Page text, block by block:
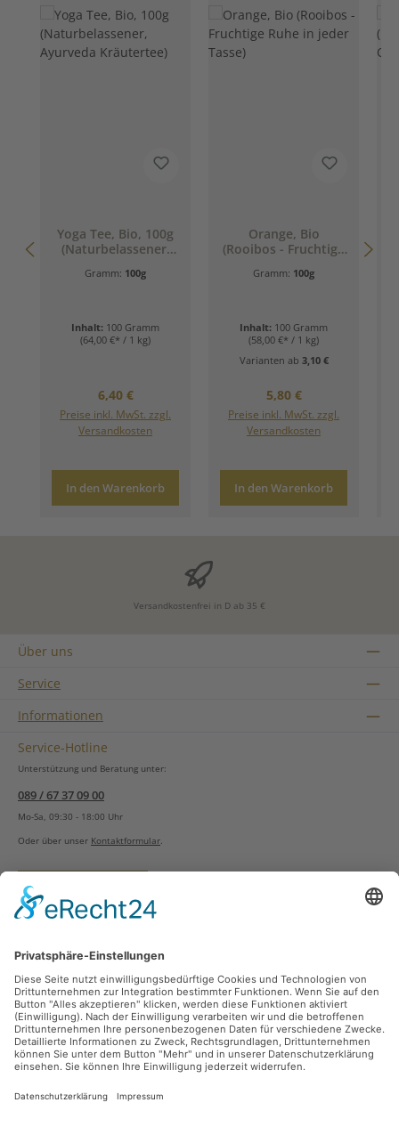
Yoga Tee, Bio, 100g
(Naturbelassener,
Kräutertee)
Gramm: 100g
Inhalt: 100 Gramm
(64,00 €* / 1 kg)
Regulärer Preis:
6,40 €
Preise inkl. MwSt. zzgl.
Versandkosten
In den Warenkorb
Orange, Bio
(Rooibos - Fruchtige
Gramm: 100g
Inhalt: 100 Gramm
(58,00 €* / 1 kg)
Varianten ab 3,10 €
Regulärer Preis:
5,80 €
Preise inkl. MwSt. zzgl.
Versandkosten
In den Warenkorb
Versandkostenfrei in D ab 35 €
Über uns
Service
Informationen
Service-Hotline
Unterstützung und Beratung unter:
089 / 67 37 09 00
Mo-Sa, 09:30 - 18:00 Uhr
Oder über unser Kontaktformular.
Vertrag widerrufen
Zahlungsarten
Sicher Einkaufen
Ladengeschäft
Newsletter